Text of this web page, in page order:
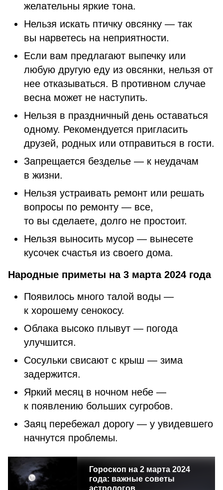
желательны яркие тона.
Нельзя искать птичку овсянку — так
вы нарветесь на неприятности.
Если вам предлагают выпечку или
любую другую еду из овсянки, нельзя от
нее отказываться. В противном случае
весна может не наступить.
Нельзя в праздничный день оставаться
одному. Рекомендуется пригласить
друзей, родных или отправиться в гости.
Запрещается безделье — к неудачам
в жизни.
Нельзя устраивать ремонт или решать
вопросы по ремонту — все,
то вы сделаете, долго не простоит.
Нельзя выносить мусор — вынесете
кусочек счастья из своего дома.
Народные приметы на 3 марта 2024 года
Появилось много талой воды —
к хорошему сенокосу.
Облака высоко плывут — погода
улучшится.
Сосульки свисают с крыш — зима
задержится.
Яркий месяц в ночном небе —
к появлению больших сугробов.
Заяц перебежал дорогу — у увидевшего
начнутся проблемы.
Гороскоп на 2 марта 2024
года: важные советы
астрологов